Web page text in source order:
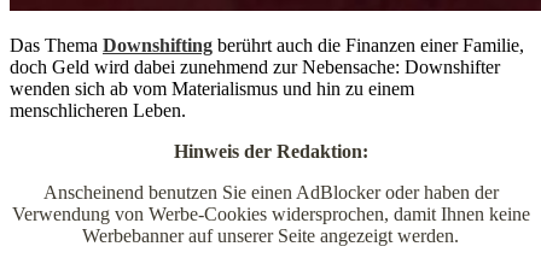
Das Thema Downshifting berührt auch die Finanzen einer Familie,
doch Geld wird dabei zunehmend zur Nebensache: Downshifter
wenden sich ab vom Materialismus und hin zu einem
menschlicheren Leben.
Hinweis der Redaktion:
Anscheinend benutzen Sie einen AdBlocker oder haben der
Verwendung von Werbe-Cookies widersprochen, damit Ihnen keine
Werbebanner auf unserer Seite angezeigt werden.